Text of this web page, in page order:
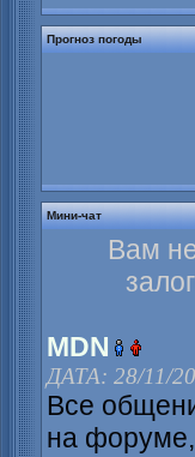
Прогноз погоды
Мини-чат
Вам
MDN
ДАТА: 28/11/
Все
на